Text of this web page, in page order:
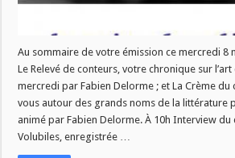
Au sommaire de votre émission ce mercredi 8
Le Relevé de conteurs, votre chronique sur
mercredi par Fabien Delorme ; et La Crème du
vous autour des grands noms de la littérature
animé par Fabien Delorme. À 10h Interview du
Volubiles, enregistrée …